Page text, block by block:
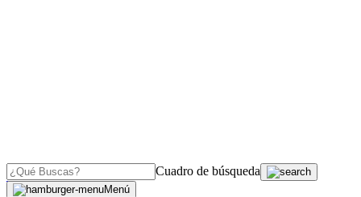
Cuadro de búsqueda
Menú
OJO